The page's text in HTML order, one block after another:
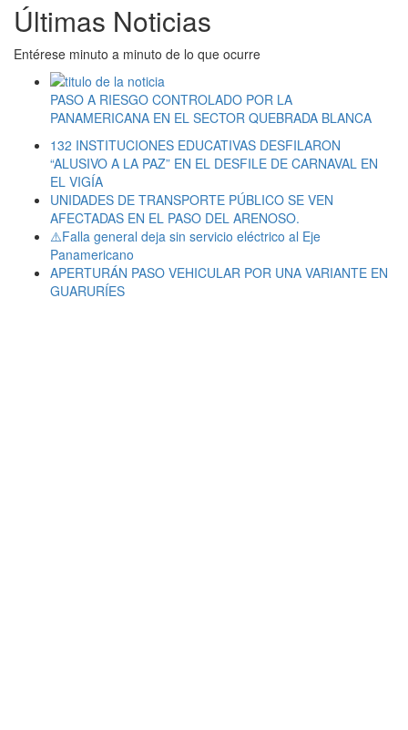
Últimas Noticias
Entérese minuto a minuto de lo que ocurre
PASO A RIESGO CONTROLADO POR LA
PANAMERICANA EN EL SECTOR QUEBRADA BLANCA
132 INSTITUCIONES EDUCATIVAS DESFILARON
“ALUSIVO A LA PAZ” EN EL DESFILE DE CARNAVAL EN
EL VIGÍA
UNIDADES DE TRANSPORTE PÚBLICO SE VEN
AFECTADAS EN EL PASO DEL ARENOSO.
⚠️Falla general deja sin servicio eléctrico al Eje
Panamericano
APERTURÁN PASO VEHICULAR POR UNA VARIANTE EN
GUARURÍES